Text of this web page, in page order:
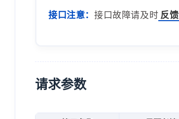
接口注意： 接口故障请及时 反馈
请求参数